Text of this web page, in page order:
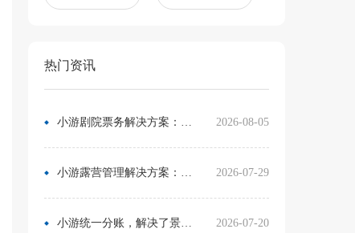
热门资讯
小游剧院票务解决方案：让观众像买电影票一样选座 2026-08-05
小游露营管理解决方案：无需再用Excel管营位 2026-07-29
小游统一分账，解决了景区在多渠道合作中的资金管理难题 2026-07-20